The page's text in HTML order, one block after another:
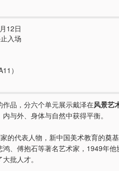
12日
入场
）
作品，分六个单元展示戴泽在风景艺
与外、身体与自然中获得平衡。
的代表人物，新中国美术教育的奠
、傅抱石等著名艺术家，1949年
批人才。